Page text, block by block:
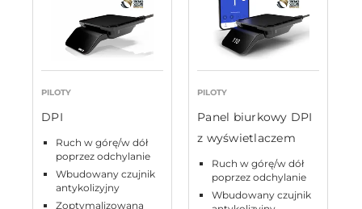
PILOTY
DPI
Ruch w górę/w dół
poprzez odchylanie
Wbudowany czujnik
antykolizyjny
Zoptymalizowana
PILOTY
Panel biurkowy DPI
z wyświetlaczem
Ruch w górę/w dół
poprzez odchylanie
Wbudowany czujnik